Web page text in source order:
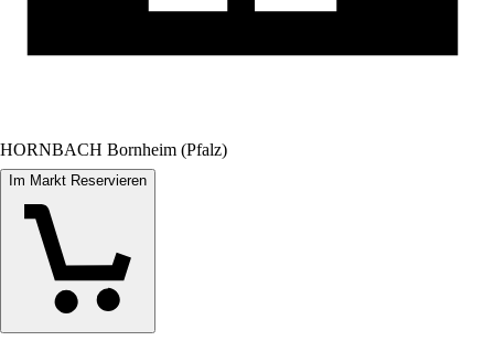
HORNBACH Bornheim (Pfalz)
Im Markt Reservieren